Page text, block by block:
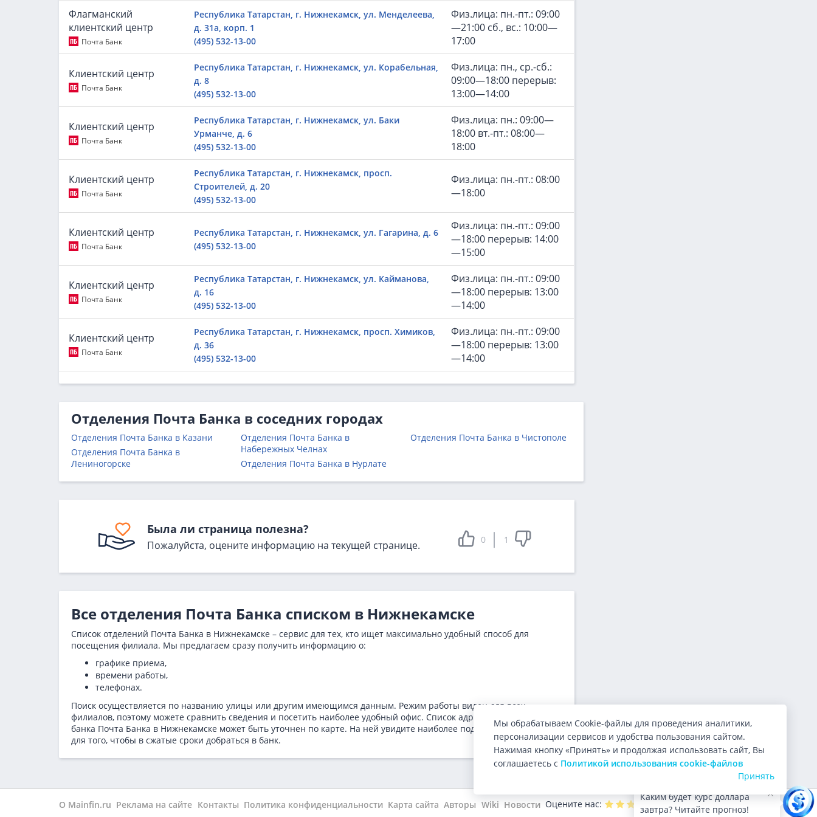
Флагманский
клиентский центр
Почта Банк
Республика Татарстан, г. Нижнекамск, ул. Менделеева,
д. 31а, корп. 1
(495) 532-13-00
Физ.лица: пн.-пт.: 09:00
—21:00 сб., вс.: 10:00—
17:00
Клиентский центр
Почта Банк
Республика Татарстан, г. Нижнекамск, ул. Корабельная,
д. 8
(495) 532-13-00
Физ.лица: пн., ср.-сб.:
09:00—18:00 перерыв:
13:00—14:00
Клиентский центр
Почта Банк
Республика Татарстан, г. Нижнекамск, ул. Баки
Урманче, д. 6
(495) 532-13-00
Физ.лица: пн.: 09:00—
18:00 вт.-пт.: 08:00—
18:00
Клиентский центр
Почта Банк
Республика Татарстан, г. Нижнекамск, просп.
Строителей, д. 20
(495) 532-13-00
Физ.лица: пн.-пт.: 08:00
—18:00
Клиентский центр
Почта Банк
Республика Татарстан, г. Нижнекамск, ул. Гагарина, д. 6
(495) 532-13-00
Физ.лица: пн.-пт.: 09:00
—18:00 перерыв: 14:00
—15:00
Клиентский центр
Почта Банк
Республика Татарстан, г. Нижнекамск, ул. Кайманова,
д. 16
(495) 532-13-00
Физ.лица: пн.-пт.: 09:00
—18:00 перерыв: 13:00
—14:00
Клиентский центр
Почта Банк
Республика Татарстан, г. Нижнекамск, просп. Химиков,
д. 36
(495) 532-13-00
Физ.лица: пн.-пт.: 09:00
—18:00 перерыв: 13:00
—14:00
Отделения Почта Банка в соседних городах
Отделения Почта Банка в Казани
Отделения Почта Банка в
Лениногорске
Отделения Почта Банка в
Набережных Челнах
Отделения Почта Банка в Нурлате
Отделения Почта Банка в Чистополе
Была ли страница полезна?
Пожалуйста, оцените информацию на текущей странице. 0 1
Все отделения Почта Банка списком в Нижнекамске
Список отделений Почта Банка в Нижнекамске – сервис для тех, кто ищет максимально удобный способ для
посещения филиала. Мы предлагаем сразу получить информацию о:
графике приема,
времени работы,
телефонах.
Поиск осуществляется по названию улицы или другим имеющимся данным. Режим работы виден для всех
филиалов, поэтому можете сравнить сведения и посетить наиболее удобный офис. Список адресов отделений
банка Почта Банка в Нижнекамске может быть уточнен по карте. На ней увидите наиболее подходящие маршруты
для того, чтобы в сжатые сроки добраться в банк.
О Mainfin.ru Реклама на сайте Контакты Политика конфиденциальности Карта сайта Авторы Wiki Новости Оцените нас: 4.9из 5 (10000голосов)
Каким будет курс доллара
завтра? Читайте прогноз!
Мы обрабатываем Cookie-файлы для проведения аналитики,
персонализации сервисов и удобства пользования сайтом.
Нажимая кнопку «Принять» и продолжая использовать сайт, Вы
соглашаетесь с Политикой использования cookie-файлов
Принять